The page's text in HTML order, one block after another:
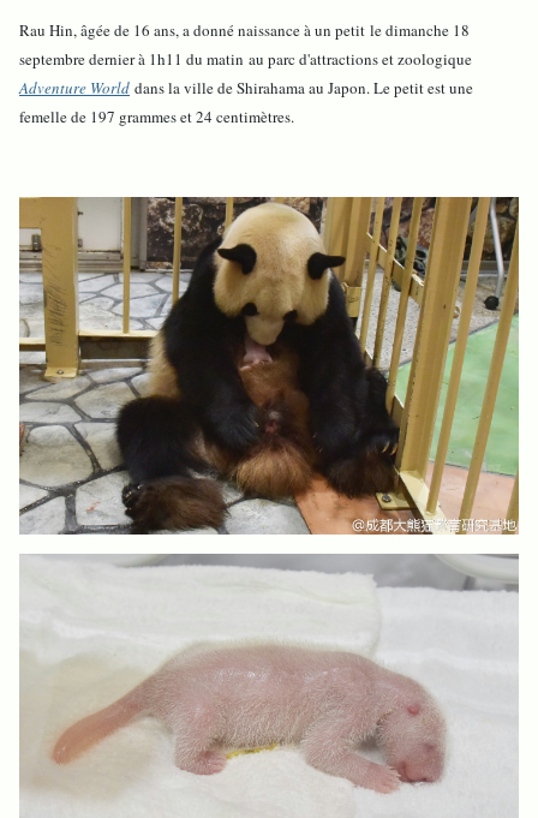
Rau Hin, âgée de 16 ans, a donné naissance à un petit le dimanche 18
septembre dernier à 1h11 du matin au parc d'attractions et zoologique
Adventure World dans la ville de Shirahama au Japon. Le petit est une
femelle de 197 grammes et 24 centimètres.